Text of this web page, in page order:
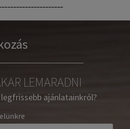
LEMARADNI
ajánlatainkról?